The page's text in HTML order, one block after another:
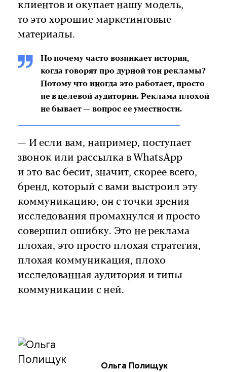
клиентов и окупает нашу модель,
то это хорошие маркетинговые
материалы.
Но почему часто возникает история,
когда говорят про дурной тон рекламы?
Потому что иногда это работает, просто
не в целевой аудитории. Реклама плохой
не бывает — вопрос ее уместности.
— И если вам, например, поступает
звонок или рассылка в WhatsApp
и это вас бесит, значит, скорее всего,
бренд, который с вами выстроил эту
коммуникацию, он с точки зрения
исследования промахнулся и просто
совершил ошибку. Это не реклама
плохая, это просто плохая стратегия,
плохая коммуникация, плохо
исследованная аудитория и типы
коммуникации с ней.
Ольга Полищук